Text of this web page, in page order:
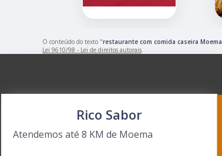
O conteúdo do texto "restaurante com comida caseira Moema
Lei 9610/98 - Lei de direitos autorais
Rico Sabor
Atendemos até 8 KM de Moema